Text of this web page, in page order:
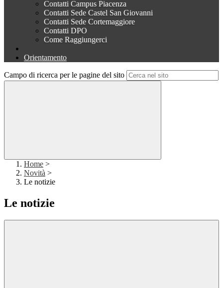
Contatti Campus Piacenza
Contatti Sede Castel San Giovanni
Contatti Sede Cortemaggiore
Contatti DPO
Come Raggiungerci
Orientamento
Campo di ricerca per le pagine del sito
Home >
Novità >
Le notizie
Le notizie